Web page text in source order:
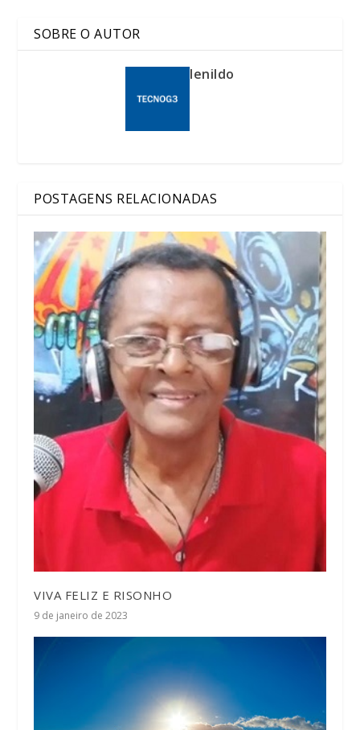
SOBRE O AUTOR
lenildo
POSTAGENS RELACIONADAS
VIVA FELIZ E RISONHO
9 de janeiro de 2023